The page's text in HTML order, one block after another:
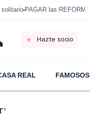
solitario PAGAR las
Hazte socio
REAL FAMOSOS